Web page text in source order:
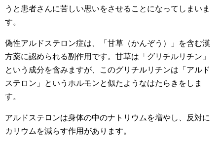
うと患者さんに苦しい思いをさせることになってしまいま
す。
偽性アルドステロン症は、「甘草（かんぞう）」を含む漢
方薬に認められる副作用です。甘草は「グリチルリチン」
という成分を含みますが、このグリチルリチンは「アルド
ステロン」というホルモンと似たようなはたらきをしま
す。
アルドステロンは身体の中のナトリウムを増やし、反対に
カリウムを減らす作用があります。